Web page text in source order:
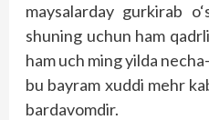
maysalarday gurkirab
shuning uchun ham
ham uch ming yilda
bu bayram xuddi mehr
bardavomdir.